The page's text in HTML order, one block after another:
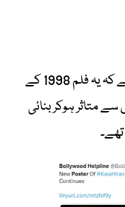
درخواست میں موقف اختیار کیا گیا ہے کہ یہ فلم 1998 کے
متاثر ہوکر بنائی